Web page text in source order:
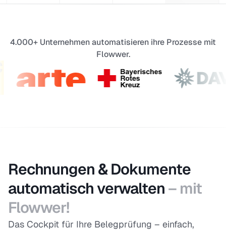
4.000+ Unternehmen automatisieren ihre Prozesse mit
Flowwer.
Rechnungen & Dokumente
automatisch verwalten – mit
Flowwer!
Das Cockpit für Ihre Belegprüfung – einfach,